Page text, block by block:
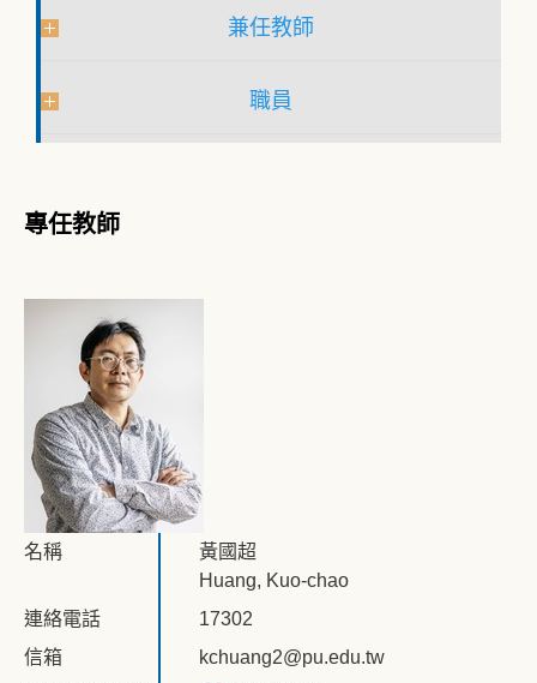
兼任教師
職員
專任教師
名稱
黃國超
Huang, Kuo-chao
連絡電話
17302
信箱
kchuang2@pu.edu.tw